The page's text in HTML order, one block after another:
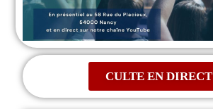
CULTE EN DIRECT